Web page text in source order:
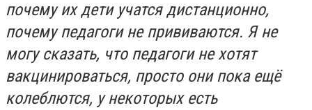
почему их дети учатся дистанционно,
почему педагоги не прививаются. Я не
могу сказать, что педагоги не хотят
вакцинироваться, просто они пока ещё
колеблются, у некоторых есть